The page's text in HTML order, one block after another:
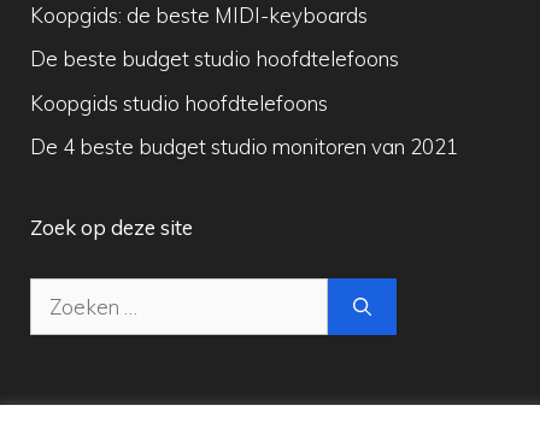
Koopgids: de beste MIDI-keyboards
De beste budget studio hoofdtelefoons
Koopgids studio hoofdtelefoons
De 4 beste budget studio monitoren van 2021
Zoek op deze site
Zoek
naar: